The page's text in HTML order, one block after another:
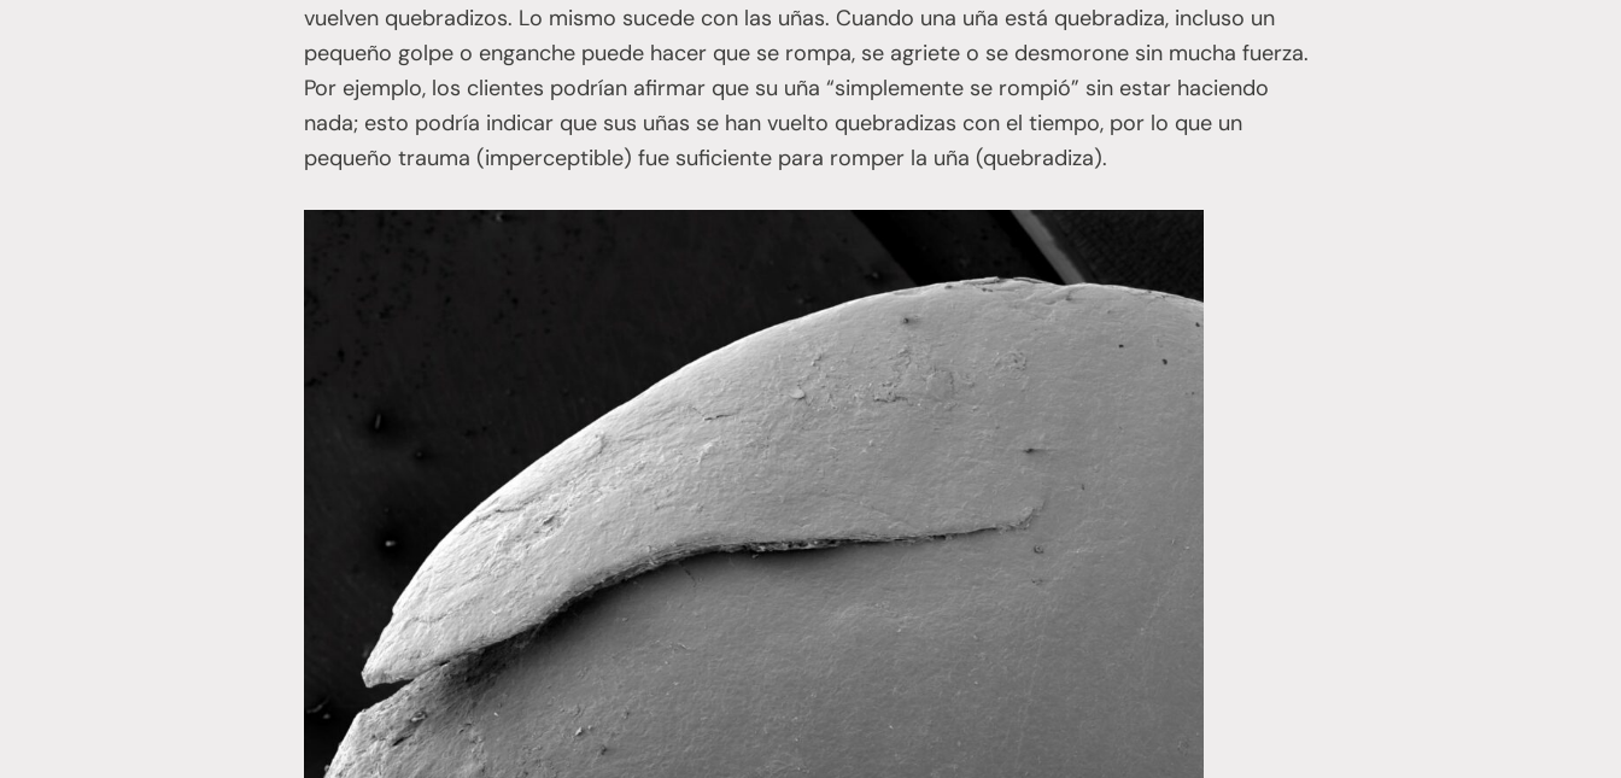
vuelven quebradizos. Lo mismo sucede con las uñas. Cuando una uña está quebradiza, incluso un
pequeño golpe o enganche puede hacer que se rompa, se agriete o se desmorone sin mucha fuerza.
Por ejemplo, los clientes podrían afirmar que su uña “simplemente se rompió” sin estar haciendo
nada; esto podría indicar que sus uñas se han vuelto quebradizas con el tiempo, por lo que un
pequeño trauma (imperceptible) fue suficiente para romper la uña (quebradiza).